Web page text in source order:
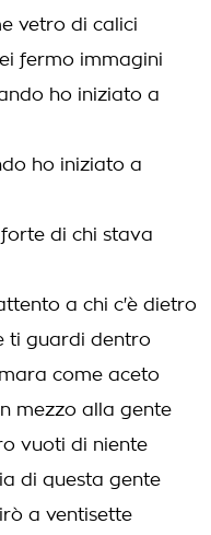
vetro di calici
fermo immagini
ho iniziato a
ho iniziato a
di chi stava
a chi c'è dietro
ti guardi dentro
come aceto
mezzo alla gente
vuoti di niente
di questa gente
a ventisette